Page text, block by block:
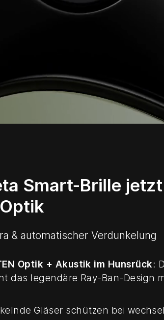
Smart-Brille
& automatischer Verdunkelung
Optik + Akustik im Hunsrück:
das legendäre Ray-Ban-Design
Gläser schützen bei